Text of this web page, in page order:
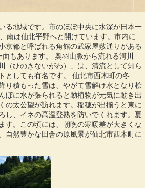
る地域です。市のほぼ中央に水深が日本一
南は仙北平野へと開けています。市内に
京都と呼ばれる角館の武家屋敷通りがある
もあります。 奥羽山脈から流れる河川
（ひのきないがわ）」は、清流として知ら
としても有名です。 仙北市西木町の冬
り積もった雪は、やがて雪解け水となり桧
ぼに水が張られると動植物が元気に動き出
の太公望が訪れます。稲穂が出揃うと東に
し、イネの高温登熟を防いでくれます。夏
す。この頃には、朝晩の寒暖差が大きくな
自然豊かな田舎の原風景が仙北市西木町に